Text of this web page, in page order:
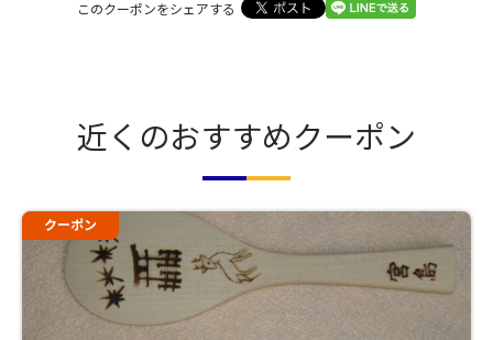
このクーポンをシェアする
近くのおすすめクーポン
クーポン